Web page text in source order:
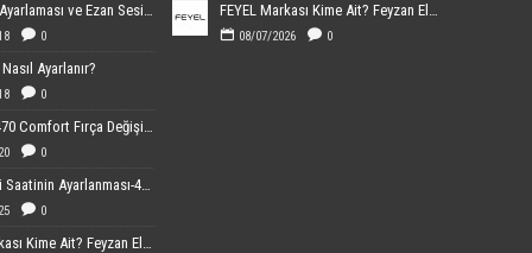
Ezanmatik Ayarlaması ve Ezan Sesin Yüklenmesi
0
Ayarlanır?
0
Sebo 370-470 Comfort Fırça Değişimi
0
Dijital Cami Saatinin Ayarlanması-40x60 cm Boyutundaki
0
FEYEL Markası Kime Ait? Feyzan Elektronik Hakkında Bilgiler
FEYEL Markası Kime Ait? Feyzan Elektronik Hakkında Bilgiler
08/07/2026 0